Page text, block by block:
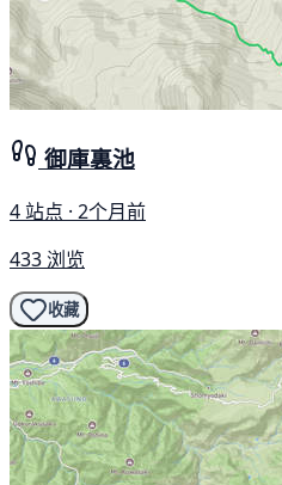
御庫裏池
4 站点 · 2个月前
433 浏览
收藏